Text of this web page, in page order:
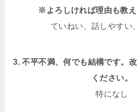
※よろしければ理由も教え
ていねい、話しやすい
3. 不平不満、何でも結構です。
ください。
特になし